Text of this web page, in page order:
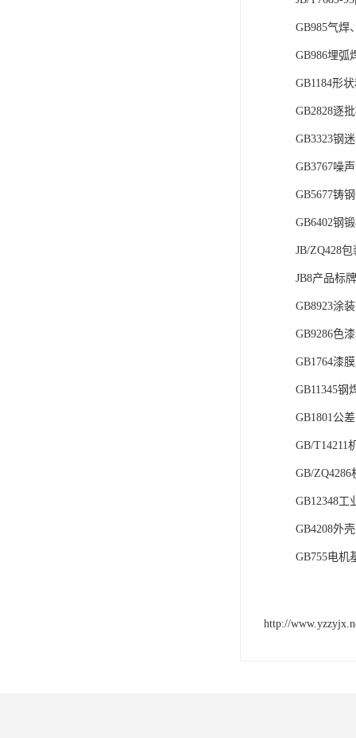
GB985气焊
GB986埋弧
GB1184形
GB2828逐
GB3323钢
GB3767噪
GB5677铸
GB6402钢
JB/ZQ428
JB8产品标牌
GB8923涂
GB9286色
GB1764漆
GB11345钢
GB1801公
GB/T14211
GB/
GB12348
GB4208外
GB755电机
http://